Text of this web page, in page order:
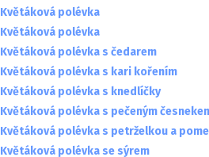
Květáková polévka
Květáková polévka
Květáková polévka s čedarem
Květáková polévka s kari kořením
Květáková polévka s knedlíčky
Květáková polévka s pečeným
Květáková polévka s petrželkou a
Květáková polévka se sýrem